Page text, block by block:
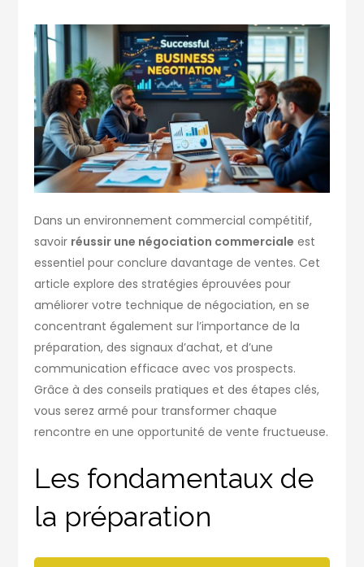
Dans un environnement commercial compétitif,
savoir réussir une négociation commerciale est
essentiel pour conclure davantage de ventes. Cet
article explore des stratégies éprouvées pour
améliorer votre technique de négociation, en se
concentrant également sur l’importance de la
préparation, des signaux d’achat, et d’une
communication efficace avec vos prospects.
Grâce à des conseils pratiques et des étapes clés,
vous serez armé pour transformer chaque
rencontre en une opportunité de vente fructueuse.
Les fondamentaux de
la préparation